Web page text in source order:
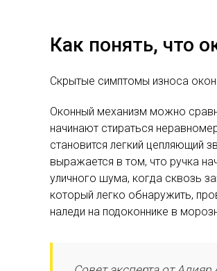
Как понять, что
Скрытые симптомы износа
Оконный механизм можно
начинают стираться
становится легкий цепляющий
выражается в том, что ручка
уличного шума, когда сквозь
который легко обнаружить,
наледи на подоконнике в